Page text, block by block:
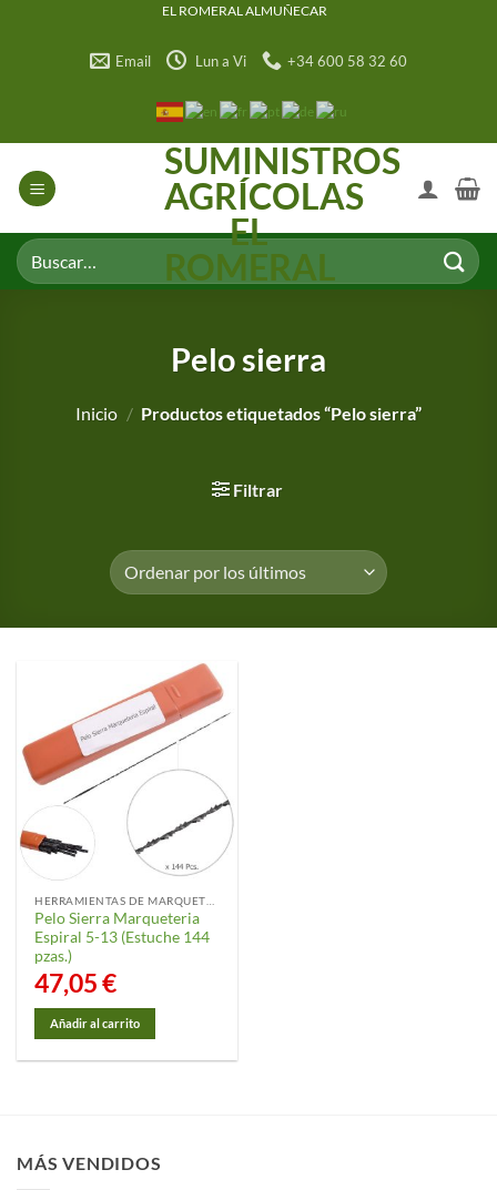
EL ROMERAL ALMUÑECAR
Email Lun a Vi +34 600 58 32 60
SUMINISTROS
AGRÍCOLAS
EL
ROMERAL
Buscar
por:
Pelo sierra
Inicio / Productos etiquetados “Pelo sierra”
Filtrar
Pelo Sierra Marqueteria
Espiral 5-13 (Estuche 144
pzas.)
47,05€
Añadir al carrito
MÁS VENDIDOS